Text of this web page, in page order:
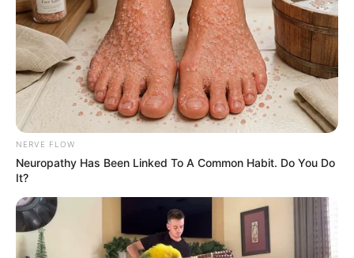
ΣΠΑΜΕ ΤΟ ΜΑΤΡΙΞ – ΤΟ ΒΙΒΛΙΟ
NERVE FLOW
Neuropathy Has Been Linked To A Common Habit. Do You Do
It?